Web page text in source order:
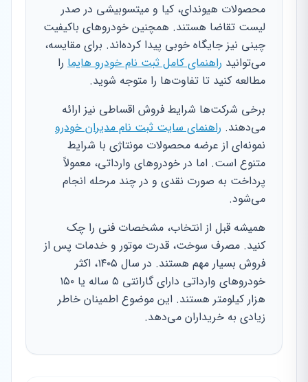
محصولات هیوندای، کیا و میتسوبیشی در صدر
لیست تقاضا هستند. همچنین خودروهای باکیفیت
چینی نیز جایگاه خوبی پیدا کرده‌اند. برای مقایسه،
می‌توانید راهنمای کامل ثبت نام خودرو هایما را
مطالعه کنید تا تفاوت‌ها را متوجه شوید.
برخی شرکت‌ها شرایط فروش اقساطی نیز ارائه
می‌دهند. راهنمای سایت ثبت نام مدیران خودرو
نمونه‌ای از عرضه محصولات مونتاژی با شرایط
متنوع است. اما در خودروهای وارداتی، معمولاً
پرداخت به صورت نقدی و در چند مرحله انجام
می‌شود.
همیشه قبل از انتخاب، مشخصات فنی را چک
کنید. مصرف سوخت، قدرت موتور و خدمات پس از
فروش بسیار مهم هستند. در سال ۱۴۰۵، اکثر
خودروهای وارداتی دارای گارانتی ۵ ساله یا ۱۵۰
هزار کیلومتر هستند. این موضوع اطمینان خاطر
زیادی به خریداران می‌دهد.